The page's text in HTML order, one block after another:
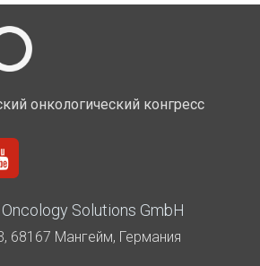
онкологический конгресс
Solutions GmbH
68167 Мангейм, Германия